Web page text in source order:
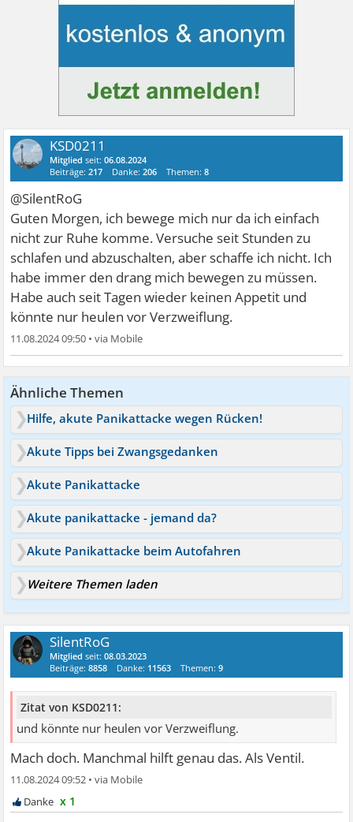
KSD0211
Mitglied seit:06.08.2024
Beiträge:217 Danke:206 Themen:8
@SilentRoG
Guten Morgen, ich bewege mich nur da ich einfach
nicht zur Ruhe komme. Versuche seit Stunden zu
schlafen und abzuschalten, aber schaffe ich nicht. Ich
habe immer den drang mich bewegen zu müssen.
Habe auch seit Tagen wieder keinen Appetit und
könnte nur heulen vor Verzweiflung.
11.08.2024 09:50 •
Ähnliche Themen
Hilfe, akute Panikattacke wegen Rücken!
Akute Tipps bei Zwangsgedanken
Akute Panikattacke
Akute panikattacke - jemand da?
Akute Panikattacke beim Autofahren
Weitere Themen laden
SilentRoG
Mitglied seit:08.03.2023
Beiträge:8858 Danke: 11563 Themen:9
Zitat von KSD0211:
und könnte nur heulen vor Verzweiflung.
Mach doch. Manchmal hilft genau das. Als Ventil.
11.08.2024 09:52 •
x 1